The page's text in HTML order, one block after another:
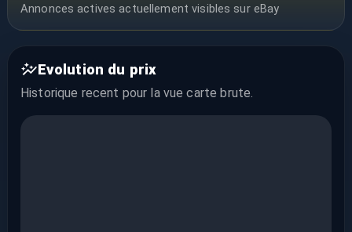
Annonces actives actuellement visibles sur eBay
Evolution du prix
Historique recent pour la vuecarte brute.